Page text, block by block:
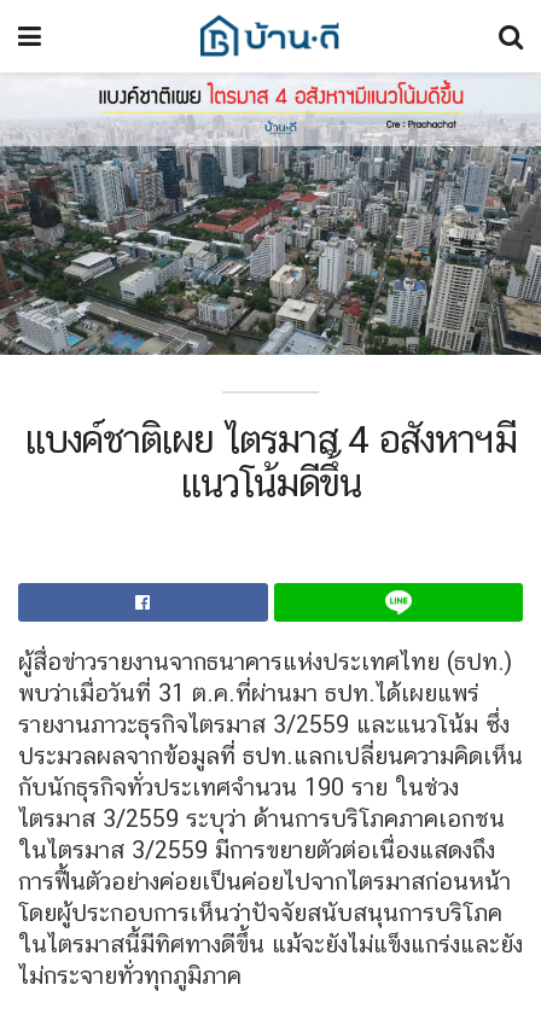
แบงค์ชาติเผย ไตรมาส 4 อสังหาฯมี
แนวโน้มดีขึ้น
ผู้สื่อข่าวรายงานจากธนาคารแห่งประเทศไทย (ธปท.)
พบว่าเมื่อวันที่ 31 ต.ค.ที่ผ่านมา ธปท.ได้เผยแพร่
รายงานภาวะธุรกิจไตรมาส 3/2559 และแนวโน้ม ซึ่ง
ประมวลผลจากข้อมูลที่ ธปท.แลกเปลี่ยนความคิดเห็น
กับนักธุรกิจทั่วประเทศจำนวน 190 ราย ในช่วง
ไตรมาส 3/2559 ระบุว่า ด้านการบริโภคภาคเอกชน
ในไตรมาส 3/2559 มีการขยายตัวต่อเนื่องแสดงถึง
การฟื้นตัวอย่างค่อยเป็นค่อยไปจากไตรมาสก่อนหน้า
โดยผู้ประกอบการเห็นว่าปัจจัยสนับสนุนการบริโภค
ในไตรมาสนี้มีทิศทางดีขึ้น แม้จะยังไม่แข็งแกร่งและยัง
ไม่กระจายทั่วทุกภูมิภาค